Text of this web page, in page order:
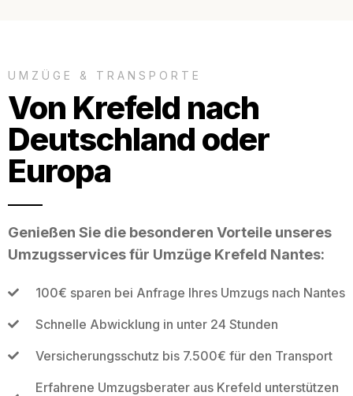
UMZÜGE & TRANSPORTE
Von Krefeld nach
Deutschland oder
Europa
Genießen Sie die besonderen Vorteile unseres
Umzugsservices für Umzüge Krefeld Nantes:
100€ sparen bei Anfrage Ihres Umzugs nach Nantes
Schnelle Abwicklung in unter 24 Stunden
Versicherungsschutz bis 7.500€ für den Transport
Erfahrene Umzugsberater aus Krefeld unterstützen